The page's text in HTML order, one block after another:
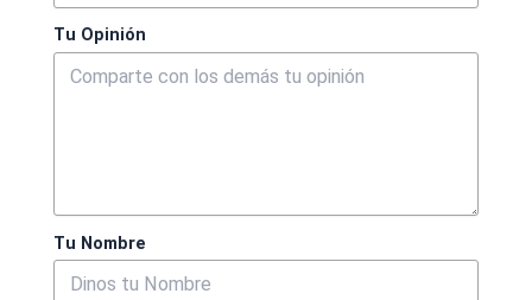
Tu Opinión
Tu Nombre